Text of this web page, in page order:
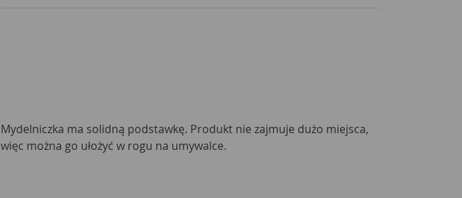
Mydelniczka ma solidną podstawkę. Produkt nie zajmuje dużo miejsca,
więc można go ułożyć w rogu na umywalce.